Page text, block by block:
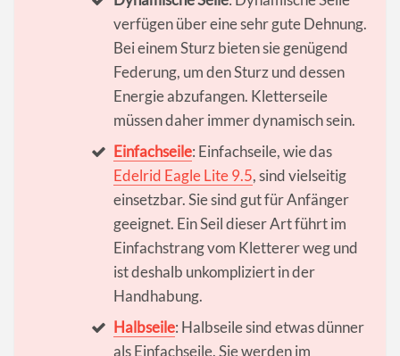
verfügen über eine sehr gute Dehnung.
Bei einem Sturz bieten sie genügend
Federung, um den Sturz und dessen
Energie abzufangen. Kletterseile
müssen daher immer dynamisch sein.
Einfachseile: Einfachseile, wie das
Edelrid Eagle Lite 9.5, sind vielseitig
einsetzbar. Sie sind gut für Anfänger
geeignet. Ein Seil dieser Art führt im
Einfachstrang vom Kletterer weg und
ist deshalb unkompliziert in der
Handhabung.
Halbseile: Halbseile sind etwas dünner
als Einfachseile. Sie werden im